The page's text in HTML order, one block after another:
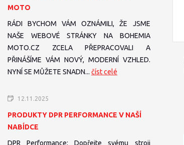
MOTO
RÁDI BYCHOM VÁM OZNÁMILI, ŽE JSME
NAŠE WEBOVÉ STRÁNKY NA BOHEMIA
MOTO.CZ ZCELA PŘEPRACOVALI A
PŘINÁŠÍME VÁM NOVÝ, MODERNÍ VZHLED.
NYNÍ SE MŮŽETE SNADN... číst celé
12.11.2025
PRODUKTY DPR PERFORMANCE V NAŠÍ
NABÍDCE
DPR Performance: Dopřejte svému stroji